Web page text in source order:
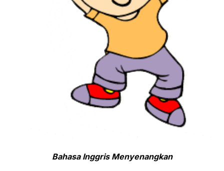
Bahasa Inggris Menyenangkan